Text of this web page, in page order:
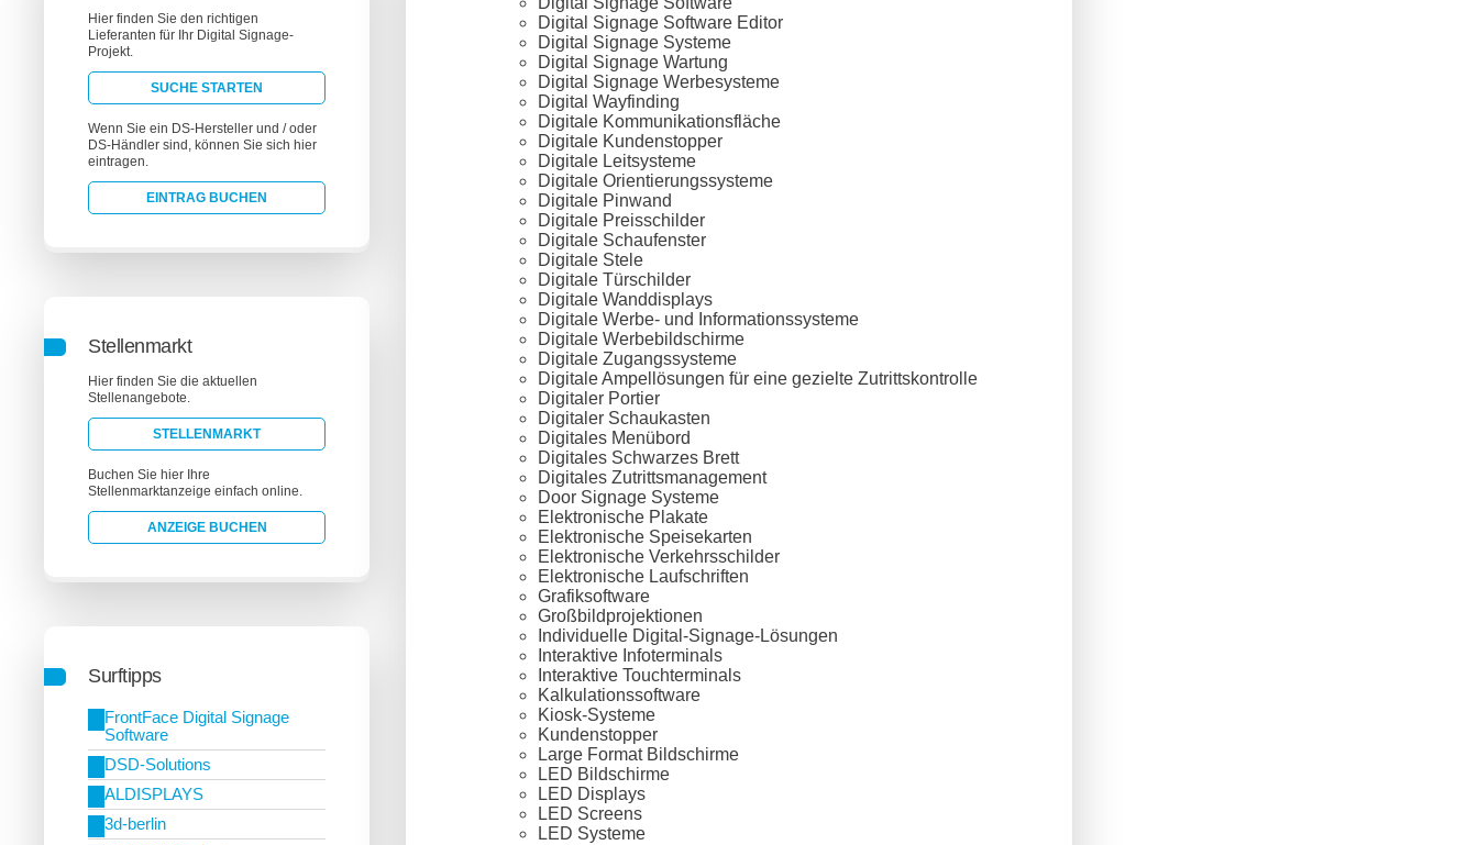
Hier finden Sie den richtigen
Lieferanten für Ihr Digital Signage-
Projekt.
SUCHE STARTEN
Wenn Sie ein DS-Hersteller und / oder
DS-Händler sind, können Sie sich hier
eintragen.
EINTRAG BUCHEN
Stellenmarkt
Hier finden Sie die aktuellen
Stellenangebote.
STELLENMARKT
Buchen Sie hier Ihre
Stellenmarktanzeige einfach online.
ANZEIGE BUCHEN
Surftipps
FrontFace Digital Signage
Software
DSD-Solutions
ALDISPLAYS
3d-berlin
Digital Signage Software Editor
Digital Signage Systeme
Digital Signage Wartung
Digital Signage Werbesysteme
Digital Wayfinding
Digitale Kommunikationsfläche
Digitale Kundenstopper
Digitale Leitsysteme
Digitale Orientierungssysteme
Digitale Pinwand
Digitale Preisschilder
Digitale Schaufenster
Digitale Stele
Digitale Türschilder
Digitale Wanddisplays
Digitale Werbe- und Informationssysteme
Digitale Werbebildschirme
Digitale Zugangssysteme
Digitale Ampellösungen für eine gezielte Zutrittskontrolle
Digitaler Portier
Digitaler Schaukasten
Digitales Menübord
Digitales Schwarzes Brett
Digitales Zutrittsmanagement
Door Signage Systeme
Elektronische Plakate
Elektronische Speisekarten
Elektronische Verkehrsschilder
Elektronische Laufschriften
Grafiksoftware
Großbildprojektionen
Individuelle Digital-Signage-Lösungen
Interaktive Infoterminals
Interaktive Touchterminals
Kalkulationssoftware
Kiosk-Systeme
Kundenstopper
Large Format Bildschirme
LED Bildschirme
LED Displays
LED Screens
LED Systeme